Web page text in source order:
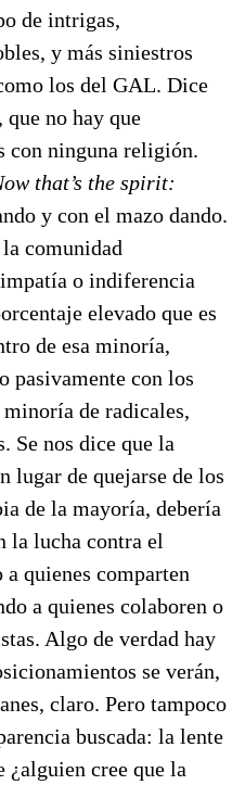
de intrigas,
y más siniestros
los del GAL. Dice
no hay que
con ninguna religión.
that’s the spirit:
y con el mazo dando.
comunidad
o indiferencia
elevado que es
de esa minoría,
pasivamente con los
de radicales,
Se nos dice que la
lugar de quejarse de los
de la mayoría, debería
la lucha contra el
quienes comparten
a quienes colaboren o
Algo de verdad hay
se verán,
claro. Pero tampoco
buscada: la lente
¿alguien cree que la